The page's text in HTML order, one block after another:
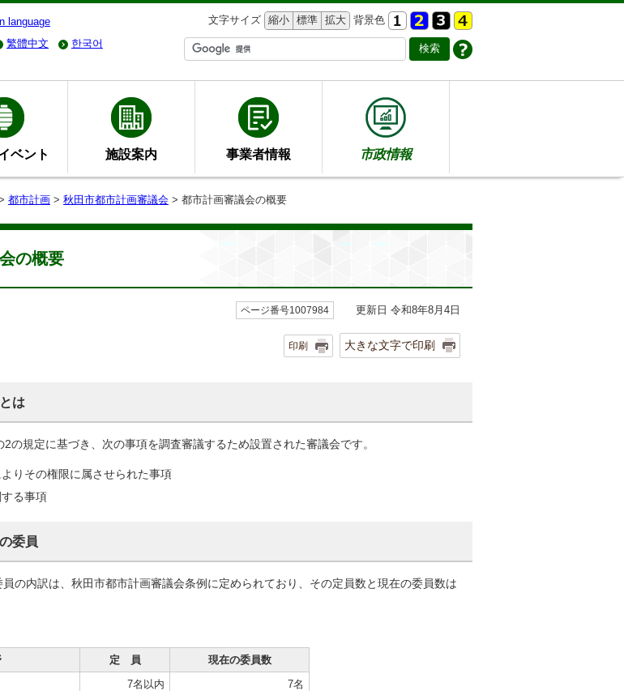
language 文字サイズ 縮小 標準 拡大 背景色
繁體中文 한국어
ベント 施設案内 事業者情報 市政情報
都市計画 > 秋田市都市計画審議会 > 都市計画審議会の概要
の概要
ページ番号1007984 更新日 令和8年8月4日
印刷 大きな文字で印刷
は
の規定に基づき、次の事項を調査審議するため設置された審議会です。
りその権限に属させられた事項
る事項
委員
の内訳は、秋田市都市計画審議会条例に定められており、その定員数と現在の委員数は
定 員
現在の委員数
7名以内
7名